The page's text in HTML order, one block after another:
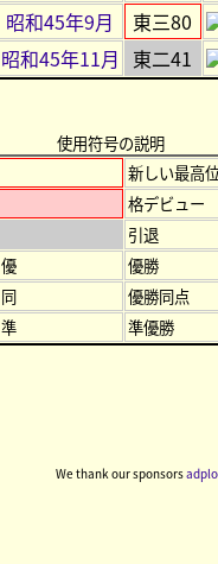
昭和45年9月
東三80
昭和45年11月 東二41
使用符号の説明
新しい最高
格デビュー
引退
優
優勝
同
優勝同点
準
準優勝
We thank our sponsors